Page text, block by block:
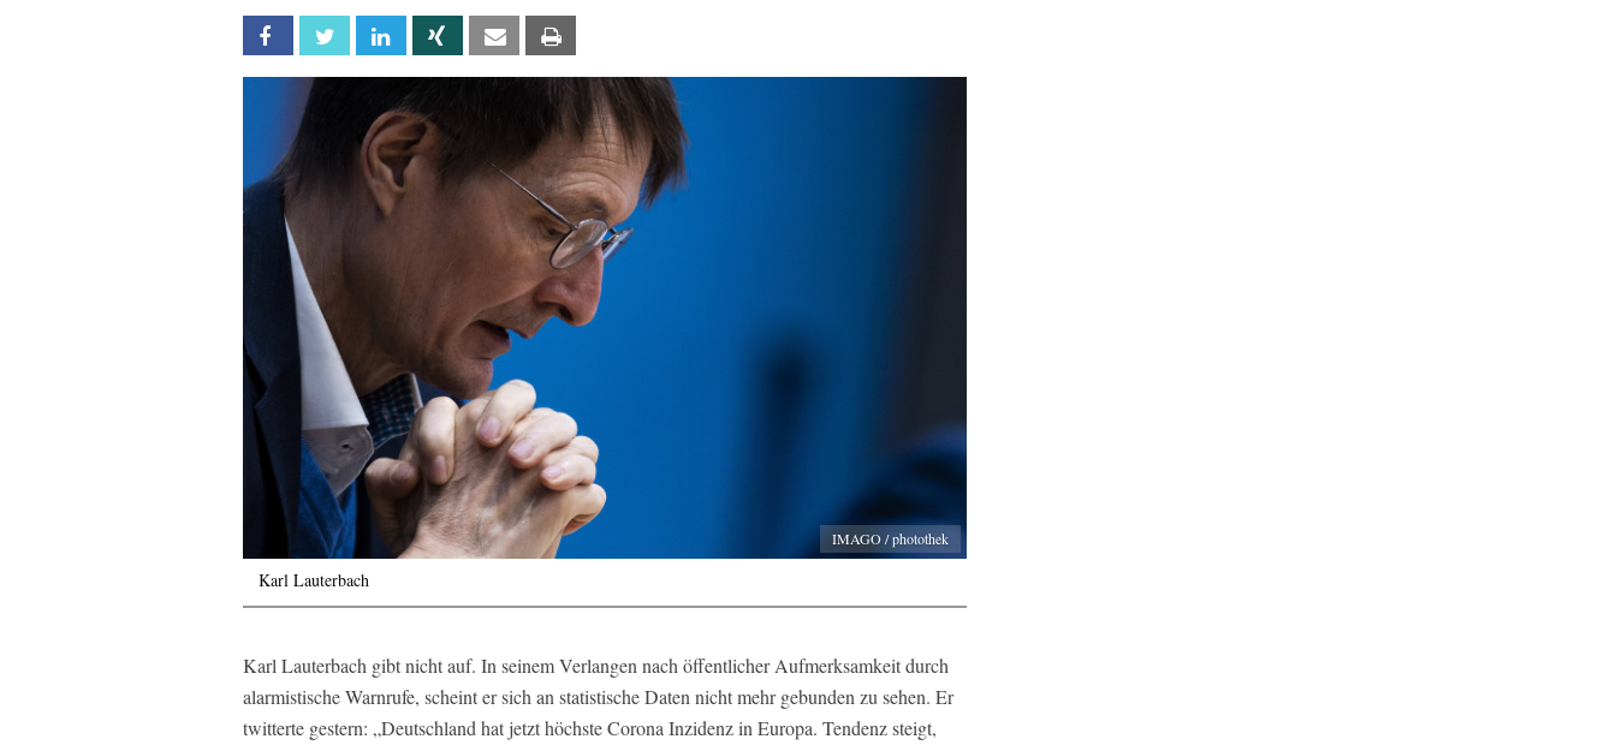
Facebook Twitter Linkedin Xing Email
IMAGO / photothek
Karl Lauterbach
Karl Lauterbach gibt nicht auf. In seinem Verlangen nach öffentlicher Aufmerksamkeit durch
alarmistische Warnrufe, scheint er sich an statistische Daten nicht mehr gebunden zu sehen. Er
twitterte gestern: „Deutschland hat jetzt höchste Corona Inzidenz in Europa. Tendenz steigt,